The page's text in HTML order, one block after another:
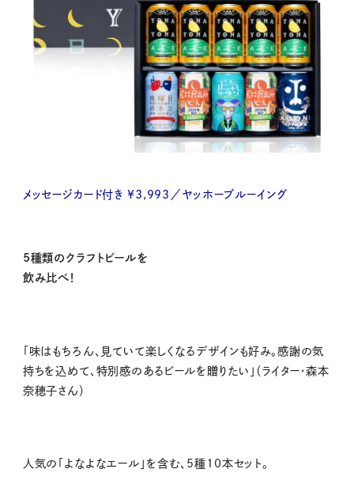
メッセージカード付き ¥3,993／ヤッホーブルーイング
5種類の クラフトビールを
飲み比べ！
「味はもちろん、見ていて楽しくなるデザインも好み。感謝の気
持ちを込めて、特別感のあるビールを贈りたい」（ライター・森本
奈穂子さん）
人気の「よなよなエール」を含む、5種10本セット。